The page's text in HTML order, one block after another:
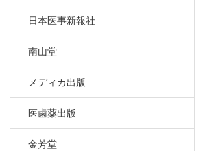
日本医事新報社
南山堂
メディカ出版
医歯薬出版
金芳堂